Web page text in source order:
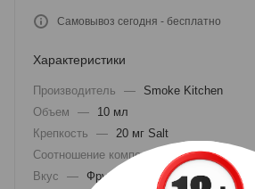
Самовывоз сегодня - бесплатно
Характеристики
Производитель —
Smoke Kitchen
Объем
—
10 мл
Крепкость
— 20 мг Salt
Соотношение компонентов — 50/50
Вкус
— Фруктовый